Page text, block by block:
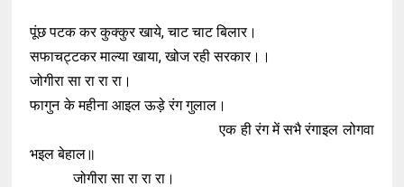
पूंछ पटक कर कुक्कुर खाये, चाट चाट बिलार।
सफाचट्टकर माल्या खाया, खोज रही सरकार।।
जोगीरा सा रा रा रा।
फागुन के महीना आइल ऊड़े रंग गुलाल।
एक ही रंग में सभै रंगाइल लोगवा
भइल बेहाल॥
जोगीरा सा रा रा रा।